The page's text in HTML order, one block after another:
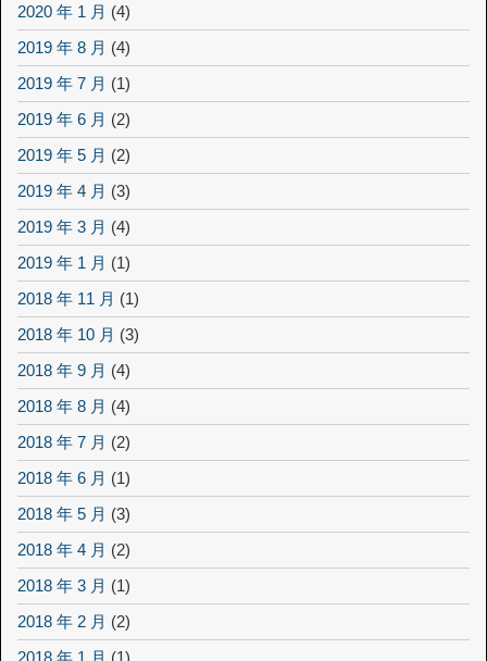
2020 年 1 月 (4)
2019 年 8 月 (4)
2019 年 7 月 (1)
2019 年 6 月 (2)
2019 年 5 月 (2)
2019 年 4 月 (3)
2019 年 3 月 (4)
2019 年 1 月 (1)
2018 年 11 月 (1)
2018 年 10 月 (3)
2018 年 9 月 (4)
2018 年 8 月 (4)
2018 年 7 月 (2)
2018 年 6 月 (1)
2018 年 5 月 (3)
2018 年 4 月 (2)
2018 年 3 月 (1)
2018 年 2 月 (2)
2018 年 1 月 (1)